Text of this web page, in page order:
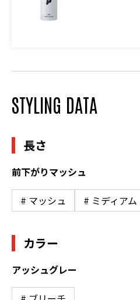
STYLING DATA
長さ
前下がりマッシュ
# マッシュ # ミディアム
カラー
アッシュグレー